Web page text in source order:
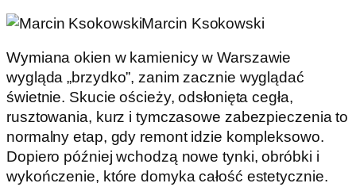
Marcin Ksokowski
Wymiana okien w kamienicy w Warszawie
wygląda „brzydko”, zanim zacznie wyglądać
świetnie. Skucie ościeży, odsłonięta cegła,
rusztowania, kurz i tymczasowe zabezpieczenia to
normalny etap, gdy remont idzie kompleksowo.
Dopiero później wchodzą nowe tynki, obróbki i
wykończenie, które domyka całość estetycznie.